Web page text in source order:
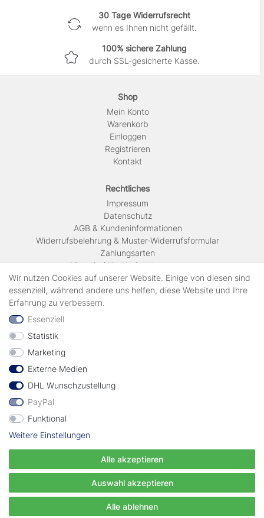
30 Tage Widerrufsrecht
wenn es Ihnen nicht gefällt.
100% sichere Zahlung
durch SSL-gesicherte Kasse.
Shop
Mein Konto
Warenkorb
Einloggen
Registrieren
Kontakt
Rechtliches
Impressum
Daten­schutz
AGB & Kundeninformationen
Widerrufsbelehrung & Muster-Widerrufsformular
Zahlungsarten
Hinweis Altbatterieentsorgung
Versandkosten & Lieferinformationen
Zahlungsarten
geprüft durch
Vertrag widerrufen
© Copyright EWT 2024 | Alle Rechte vorbehalten.
Wir nutzen Cookies auf unserer Website. Einige von diesen sind
essenziell, während andere uns helfen, diese Website und Ihre
Erfahrung zu verbessern.
Essenziell
Statistik
Marketing
Externe Medien
DHL Wunschzustellung
PayPal
Funktional
Weitere Einstellungen
Alle akzeptieren
Auswahl akzeptieren
Alle ablehnen